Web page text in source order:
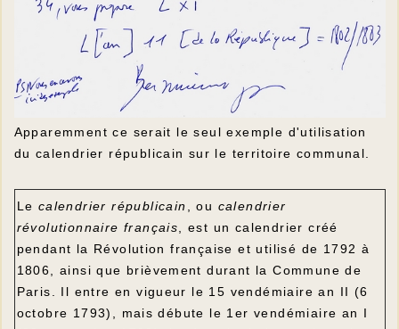
Apparemment ce serait le seul exemple d'utilisation
du calendrier républicain sur le territoire communal.
Le calendrier républicain , ou calendrier
révolutionnaire français , est un calendrier créé
pendant la Révolution française et utilisé de 1792 à
1806, ainsi que brièvement durant la Commune de
Paris. Il entre en vigueur le 15 vendémiaire an II (6
octobre 1793), mais débute le 1er vendémiaire an I